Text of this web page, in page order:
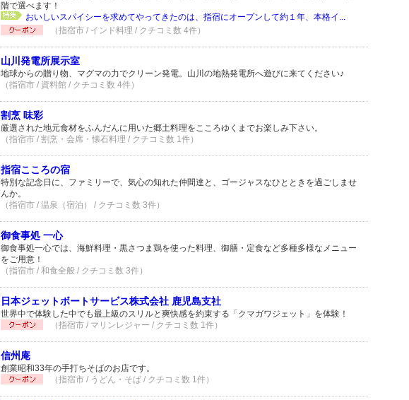
階で選べます！
おいしいスパイシーを求めてやってきたのは、指宿にオープンして約１年、本格イ...
（指宿市 / インド料理 / クチコミ数 4件）
山川発電所展示室
地球からの贈り物、マグマの力でクリーン発電。山川の地熱発電所へ遊びに来てください♪
（指宿市 / 資料館 / クチコミ数 4件）
割烹 味彩
厳選された地元食材をふんだんに用いた郷土料理をこころゆくまでお楽しみ下さい。
（指宿市 / 割烹・会席・懐石料理 / クチコミ数 1件）
指宿こころの宿
特別な記念日に、ファミリーで、気心の知れた仲間達と、ゴージャスなひとときを過ごしませ
んか。
（指宿市 / 温泉（宿泊） / クチコミ数 3件）
御食事処 一心
御食事処一心では、海鮮料理・黒さつま鶏を使った料理、御膳・定食など多種多様なメニュー
をご用意！
（指宿市 / 和食全般 / クチコミ数 3件）
日本ジェットボートサービス株式会社 鹿児島支社
世界中で体験した中でも最上級のスリルと爽快感を約束する「クマガワジェット」を体験！
（指宿市 / マリンレジャー / クチコミ数 1件）
信州庵
創業昭和33年の手打ちそばのお店です。
（指宿市 / うどん・そば / クチコミ数 1件）